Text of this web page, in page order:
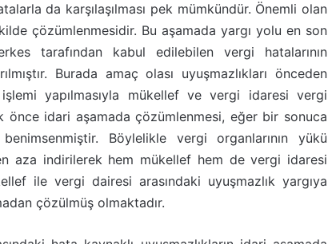
da karşılaşılması pek mümkündür. Önemli olan
çözümlenmesidir. Bu aşamada yargı yolu en son
tarafından kabul edilebilen vergi hatalarının
Burada amaç olası uyuşmazlıkları önceden
yapılmasıyla mükellef ve vergi idaresi vergi
önce idari aşamada çözümlenmesi, eğer bir sonuca
benimsenmiştir. Böylelikle vergi organlarının yükü
aza indirilerek hem mükellef hem de vergi idaresi
ile vergi dairesi arasındaki uyuşmazlık yargıya
çözülmüş olmaktadır.